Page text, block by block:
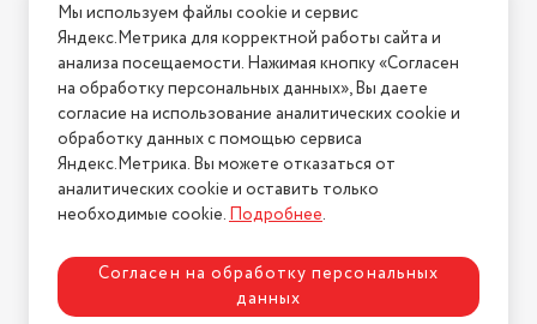
предохранительным клапаном и контролем ионизации
пламени. Также предусмотрена защита лицевой панели от
перегрева и прогорания.
Условия возврата
Нашли ошибку на сайте? Напишите нам
2026 © Интернет-магазин "АстМаркет". У нас есть всё!
Политика конфиденциальности
Мы используем файлы cookie и сервис
Яндекс.Метрика для корректной работы сайта и
анализа посещаемости. Нажимая кнопку «Согласен
на обработку персональных данных», Вы даете
согласие на использование аналитических cookie и
обработку данных с помощью сервиса
Яндекс.Метрика. Вы можете отказаться от
аналитических cookie и оставить только
необходимые cookie.Подробнее.
Согласен на обработку персональных
данных